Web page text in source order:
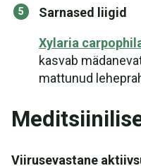
Sarnased liigid
Xylaria
kasvab
mattunud
Viirusevastane